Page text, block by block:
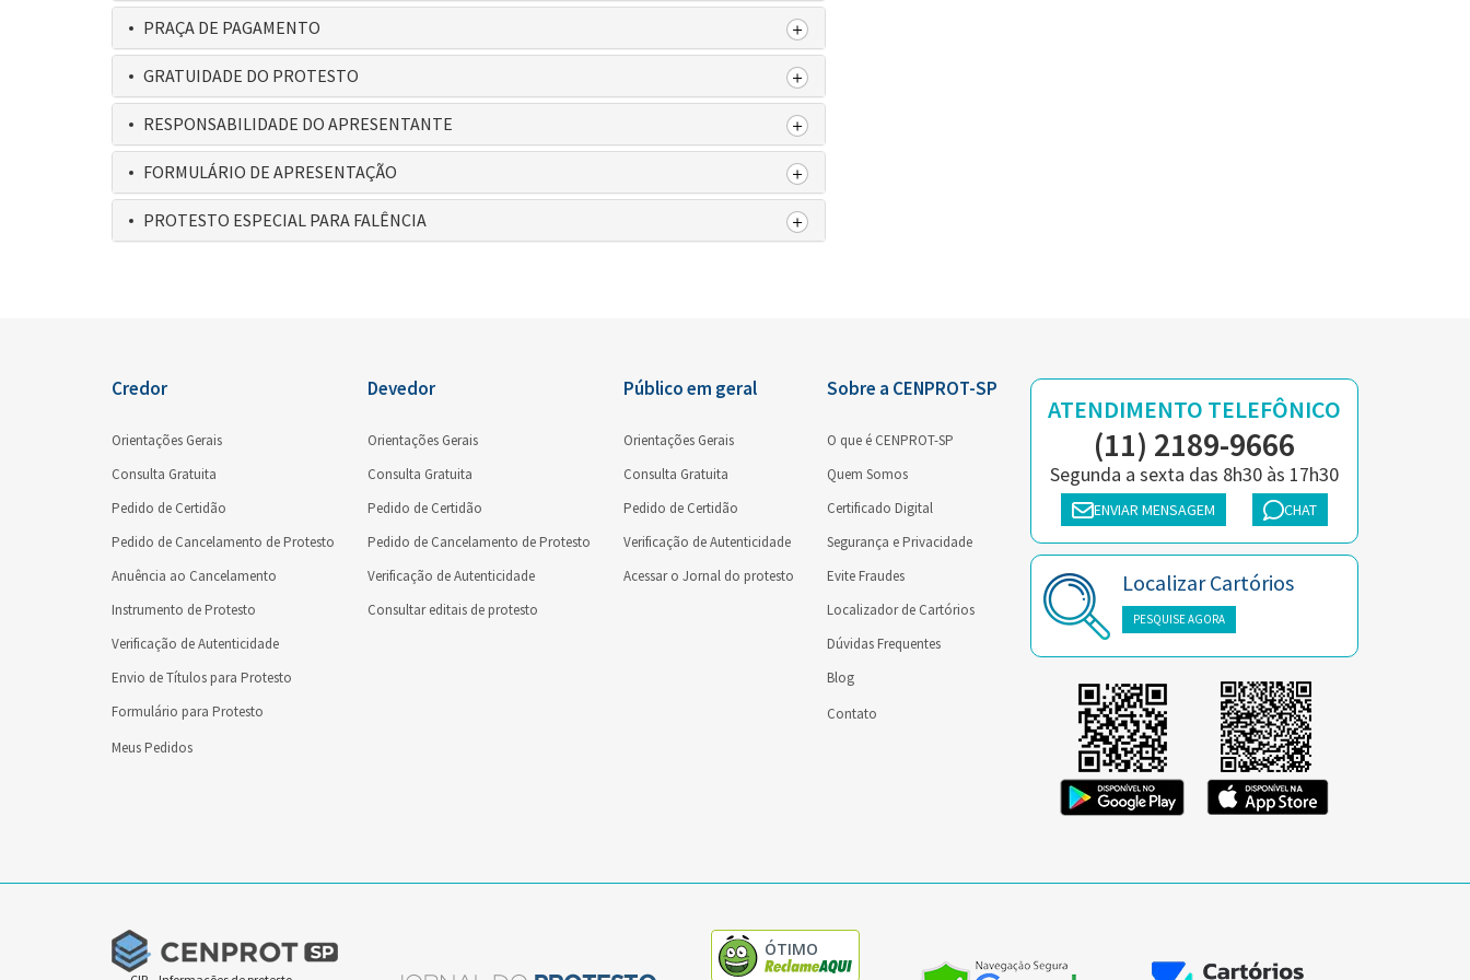
Certidão
Orientações gerais
PRAÇA DE PAGAMENTO ×
GRATUIDADE DO PROTESTO ×
RESPONSABILIDADE DO APRESENTANTE ×
FORMULÁRIO DE APRESENTAÇÃO ×
PROTESTO ESPECIAL PARA FALÊNCIA ×
Credor
Orientações Gerais
Consulta Gratuita
Pedido de Certidão
Pedido de Cancelamento de Protesto
Anuência ao Cancelamento
Instrumento de Protesto
Verificação de Autenticidade
Envio de Títulos para Protesto
Formulário para Protesto
Meus Pedidos
Devedor
Orientações Gerais
Consulta Gratuita
Pedido de Certidão
Pedido de Cancelamento de Protesto
Verificação de Autenticidade
Consultar editais de protesto
Público em geral
Orientações Gerais
Consulta Gratuita
Pedido de Certidão
Verificação de Autenticidade
Acessar o Jornal do protesto
Sobre a CENPROT-SP
O que é CENPROT-SP
Quem Somos
Certificado Digital
Segurança e Privacidade
Evite Fraudes
Localizador de Cartórios
Dúvidas Frequentes
Blog
Contato
ATENDIMENTO TELEFÔNICO
(11) 2189-9666
Segunda a sexta das 8h30 às 17h30
ENVIAR MENSAGEM CHAT
Localizar Cartórios
PESQUISE AGORA
ÓTIMO